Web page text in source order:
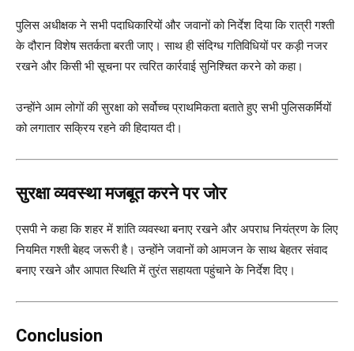
पुलिस अधीक्षक ने सभी पदाधिकारियों और जवानों को निर्देश दिया कि रात्री गश्ती
के दौरान विशेष सतर्कता बरती जाए। साथ ही संदिग्ध गतिविधियों पर कड़ी नजर
रखने और किसी भी सूचना पर त्वरित कार्रवाई सुनिश्चित करने को कहा।
उन्होंने आम लोगों की सुरक्षा को सर्वोच्च प्राथमिकता बताते हुए सभी पुलिसकर्मियों
को लगातार सक्रिय रहने की हिदायत दी।
सुरक्षा व्यवस्था मजबूत करने पर जोर
एसपी ने कहा कि शहर में शांति व्यवस्था बनाए रखने और अपराध नियंत्रण के लिए
नियमित गश्ती बेहद जरूरी है। उन्होंने जवानों को आमजन के साथ बेहतर संवाद
बनाए रखने और आपात स्थिति में तुरंत सहायता पहुंचाने के निर्देश दिए।
Conclusion